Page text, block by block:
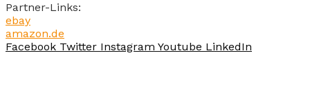
Partner-Links:
ebay
amazon.de
Facebook Twitter Instagram Youtube LinkedIn